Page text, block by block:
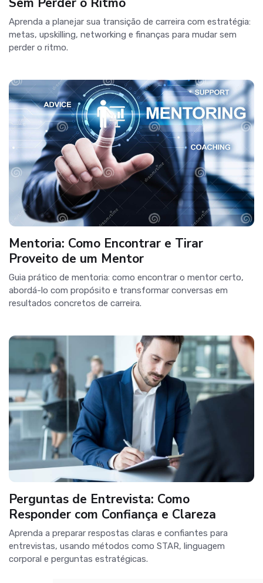
Aprenda a planejar sua transição de carreira com estratégia:
metas, upskilling, networking e finanças para mudar sem
perder o ritmo.
Mentoria: Como Encontrar e Tirar
Proveito de um Mentor
Guia prático de mentoria: como encontrar o mentor certo,
abordá-lo com propósito e transformar conversas em
resultados concretos de carreira.
Perguntas de Entrevista: Como
Responder com Confiança e Clareza
Aprenda a preparar respostas claras e confiantes para
entrevistas, usando métodos como STAR, linguagem
corporal e perguntas estratégicas.